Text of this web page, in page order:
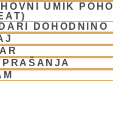
UMIK
DOHODNINO
Krišna Krišna,
Rama Rama,